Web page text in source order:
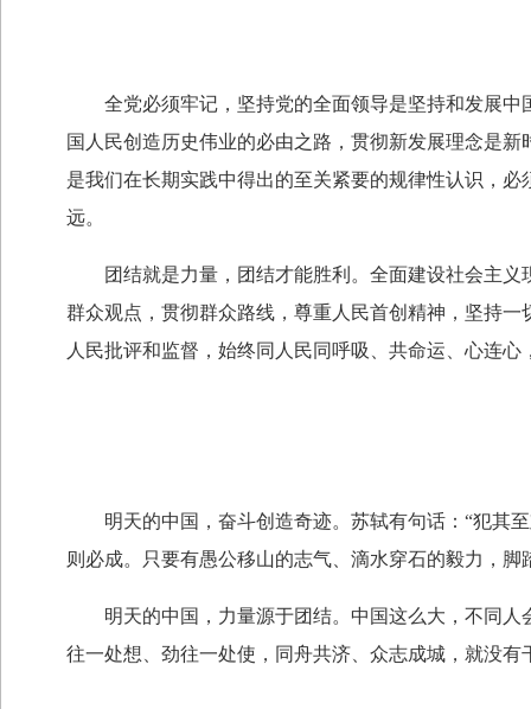
全党必须牢记，坚持党的全面领导是坚持和发展中
国人民创造历史伟业的必由之路，贯彻新发展理念是
是我们在长期实践中得出的至关紧要的规律性认识，
远。
团结就是力量，团结才能胜利。全面建设社会主义
群众观点，贯彻群众路线，尊重人民首创精神，坚持
人民批评和监督，始终同人民同呼吸、共命运、心连
明天的中国，奋斗创造奇迹。苏轼有句话：“犯其至
则必成。只要有愚公移山的志气、滴水穿石的毅力，
明天的中国，力量源于团结。中国这么大，不同人
往一处想、劲往一处使，同舟共济、众志成城，就没有